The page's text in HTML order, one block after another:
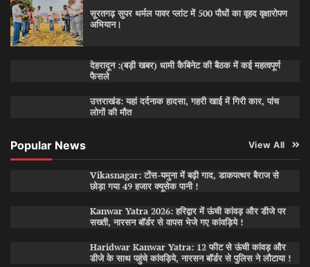
सूरतगढ़ सुपर थर्मल पावर प्लांट में 500 पौधों का वृहद वृक्षारोपण
अभियान।
देहरादून :(बड़ी खबर) धामी कैबिनेट की बैठक में कई महत्वपूर्ण
फैसले
उत्तराखंड: यहां दर्दनाक हादसा, गहरी खाई में गिरी कार, पांच
लोगों की मौत
Popular News View All
Vikasnagar: टोंस-यमुना में बढ़ी गाद, डाकपत्थर बैराज से
छोड़ा गया 49 हजार क्यूसेक पानी !
Kanwar Yatra 2026: हरिद्वार में ऊंची कांवड़ और डीजे पर
सख्ती, नारसन बॉर्डर से वापस भेजे गए कांवड़िये !
Haridwar Kanwar Yatra: 12 फीट से ऊंची कांवड़ और
डीजे के साथ पहुंचे कांवड़िये, नारसन बॉर्डर से पुलिस ने लौटाया !